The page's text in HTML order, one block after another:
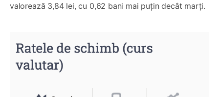
valorează 3,84 lei, cu 0,62 bani mai puțin decât marți.